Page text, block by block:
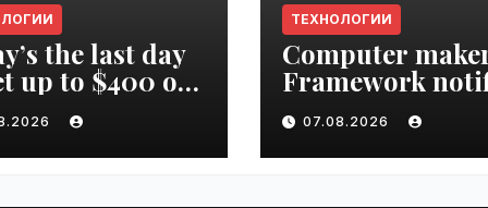
the last day
up to $400 off
2026 ticket |
ТЕХНОЛОГИИ
Computer
Framework
‘all customers’ of
data breach |
VseTime.ru
07.08.2026